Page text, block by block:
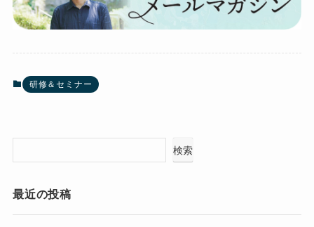
研修＆セミナー
検索
最近の投稿